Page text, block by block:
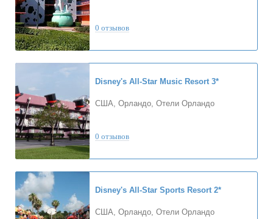
0 отзывов
Disney's All-Star Music Resort 3*
США, Орландо, Отели Орландо
0 отзывов
Disney's All-Star Sports Resort 2*
США, Орландо, Отели Орландо